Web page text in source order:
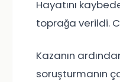
Hayatını
toprağa verildi.
Kazanın
soruşturmanın